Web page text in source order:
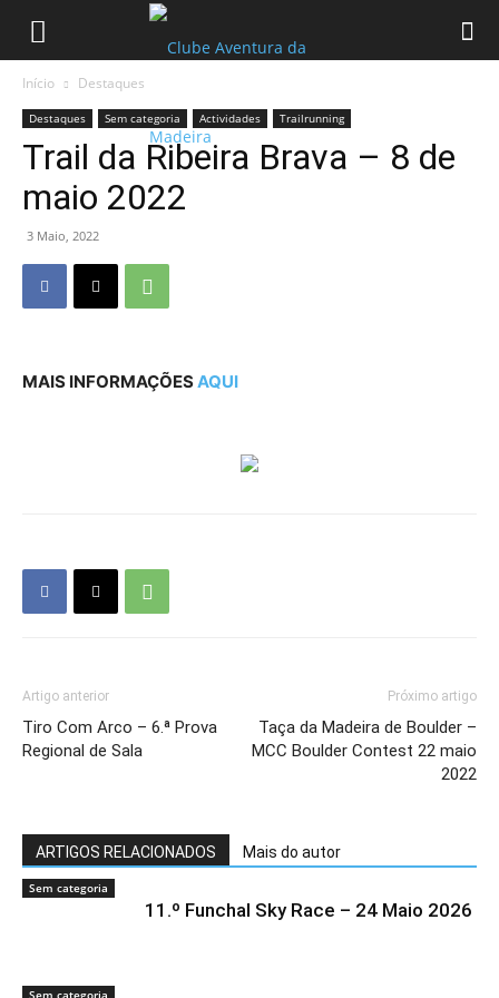
Início Destaques
Destaques Sem categoria Actividades Trailrunning
Trail da Ribeira Brava – 8 de
maio 2022
3 Maio, 2022
MAIS INFORMAÇÕESAQUI
Artigo anterior
Tiro Com Arco – 6.ª Prova
Regional de Sala
Próximo artigo
Taça da Madeira de Boulder –
MCC Boulder Contest 22 maio
2022
ARTIGOS RELACIONADOS Mais do autor
Sem categoria
11.º Funchal Sky Race – 24 Maio 2026
Sem categoria